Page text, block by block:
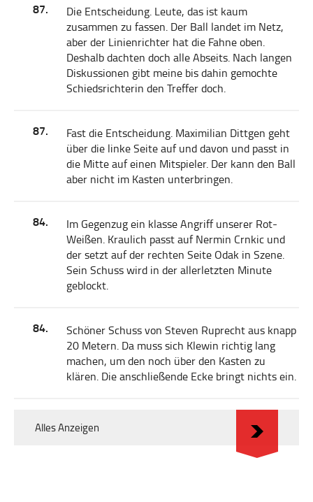
87.
Die Entscheidung. Leute, das ist kaum
zusammen zu fassen. Der Ball landet im Netz,
aber der Linienrichter hat die Fahne oben.
Deshalb dachten doch alle Abseits. Nach langen
Diskussionen gibt meine bis dahin gemochte
Schiedsrichterin den Treffer doch.
87.
Fast die Entscheidung. Maximilian Dittgen geht
über die linke Seite auf und davon und passt in
die Mitte auf einen Mitspieler. Der kann den Ball
aber nicht im Kasten unterbringen.
84.
Im Gegenzug ein klasse Angriff unserer Rot-
Weißen. Kraulich passt auf Nermin Crnkic und
der setzt auf der rechten Seite Odak in Szene.
Sein Schuss wird in der allerletzten Minute
geblockt.
84.
Schöner Schuss von Steven Ruprecht aus knapp
20 Metern. Da muss sich Klewin richtig lang
machen, um den noch über den Kasten zu
klären. Die anschließende Ecke bringt nichts ein.
Alles Anzeigen